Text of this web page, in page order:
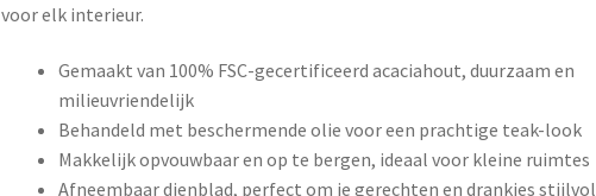
voor elk interieur.
Gemaakt van 100% FSC-gecertificeerd acaciahout, duurzaam en
milieuvriendelijk
Behandeld met beschermende olie voor een prachtige teak-look
Makkelijk opvouwbaar en op te bergen, ideaal voor kleine ruimtes
Afneembaar dienblad, perfect om je gerechten en drankjes stijlvol